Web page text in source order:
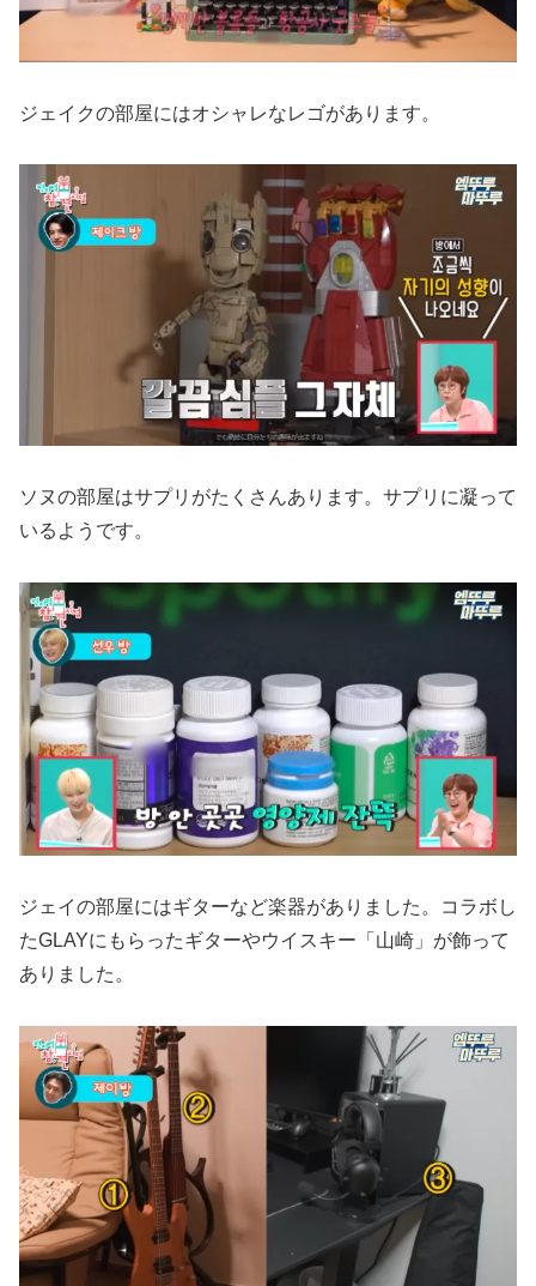
ジェイクの部屋にはオシャレなレゴがあります。
ソヌの部屋はサプリがたくさんあります。サプリに凝って
いるようです。
ジェイの部屋にはギターなど楽器がありました。コラボし
たGLAYにもらったギターやウイスキー「山崎」が飾って
ありました。